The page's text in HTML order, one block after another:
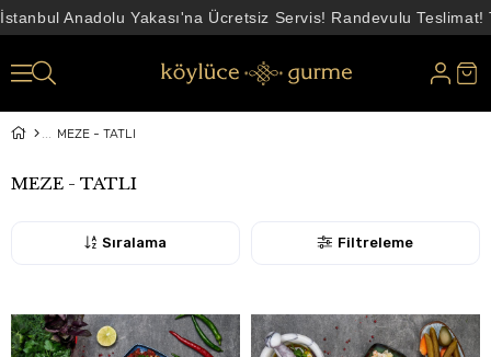
İstanbul Anadolu Yakası'na Ücretsiz Servis! Randevulu
MEZE - TATLI
MEZE - TATLI
Filtreleme
Sıralama